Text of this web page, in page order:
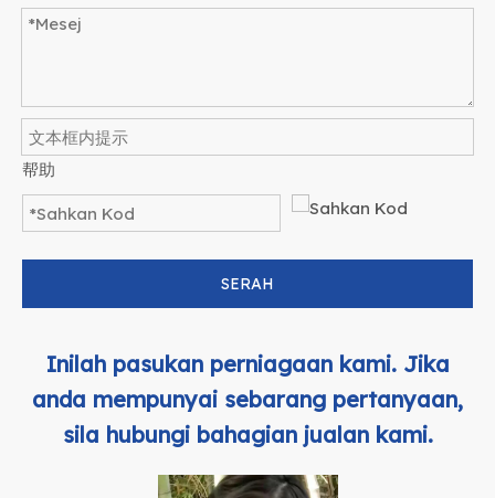
帮助
SERAH
Inilah pasukan perniagaan kami. Jika
anda mempunyai sebarang pertanyaan,
sila hubungi bahagian jualan kami.